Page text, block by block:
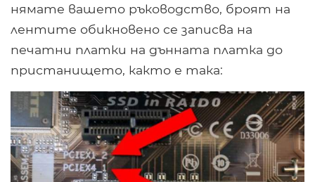
нямате вашето ръководство, броят на
лентите обикновено се записва на
печатни платки на дънната платка до
пристанището, както е така: